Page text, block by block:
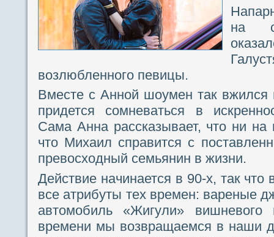
на
возлюбленного певицы.
Вместе с Анной шоумен так вжился
придется сомневаться в
Сама Анна рассказывает, что ни на
что Михаил справится с
превосходный семьянин в жизни.
Действие начинается в 90-х, так что
все атрибуты тех времен: вареные
автомобиль «Жигули»
времени мы возвращаемся в наши